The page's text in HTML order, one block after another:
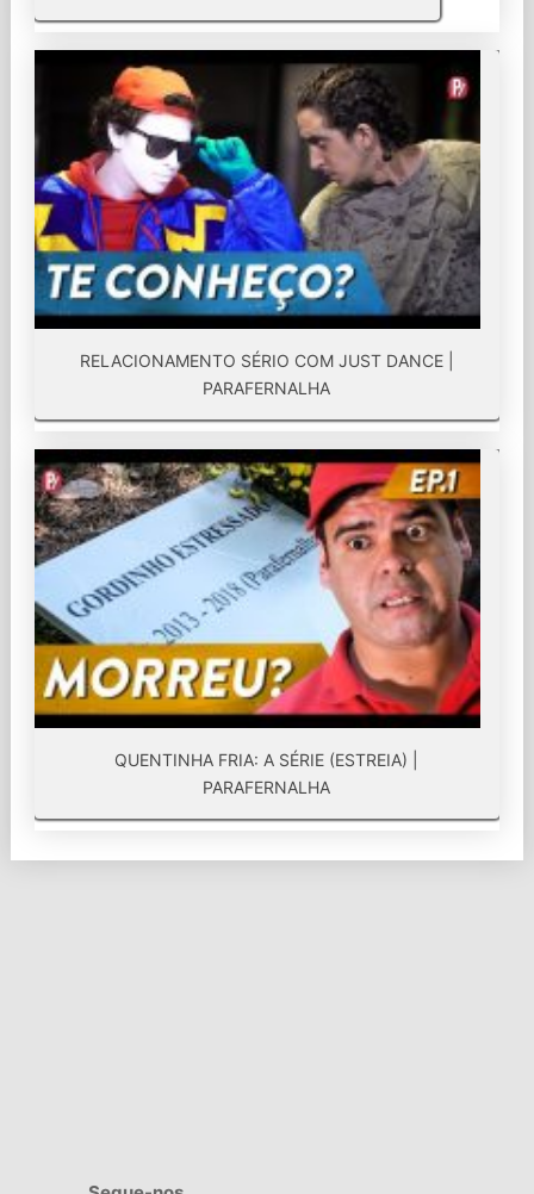
RELACIONAMENTO SÉRIO COM JUST DANCE |
PARAFERNALHA
QUENTINHA FRIA: A SÉRIE (ESTREIA) |
PARAFERNALHA